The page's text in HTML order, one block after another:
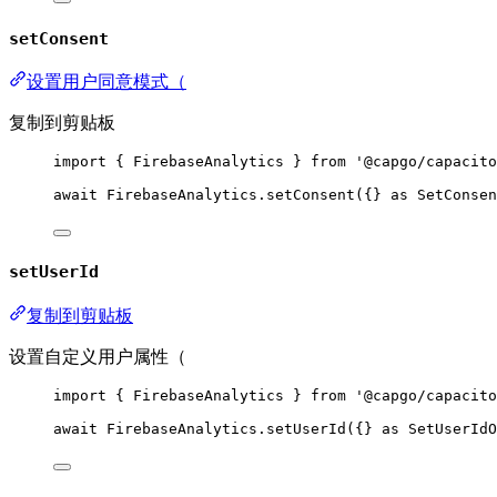
setConsent
设置用户同意模式（
复制到剪贴板
import { FirebaseAnalytics } from
'@capgo/
await FirebaseAnalytics. setConsent ({} as
setUserId
复制到剪贴板
设置自定义用户属性（
import { FirebaseAnalytics } from
'@capgo/
await FirebaseAnalytics. setUserId ({} as